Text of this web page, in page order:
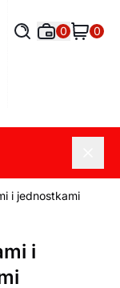
0 0
i jednostkami
i